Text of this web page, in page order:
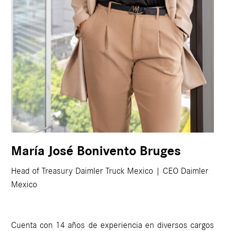
María José Bonivento Bruges
Head of Treasury Daimler Truck Mexico | CEO Daimler
Mexico
Cuenta con 14 años de experiencia en diversos cargos